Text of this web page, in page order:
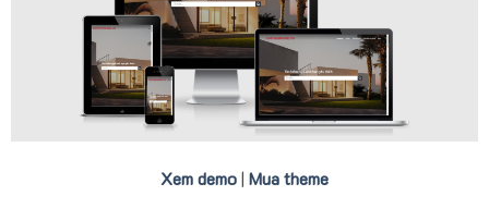
Xem demo| Mua theme